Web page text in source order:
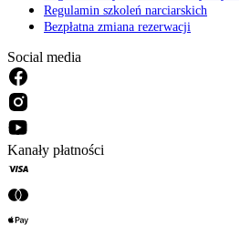
Regulamin szkoleń narciarskich
Bezpłatna zmiana rezerwacji
Social media
Kanały płatności